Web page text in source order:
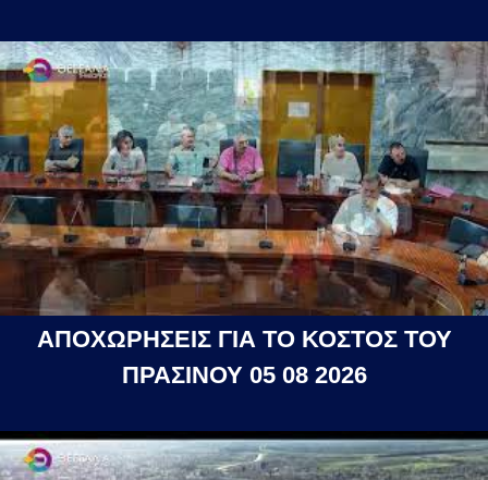
ΑΠΟΧΩΡΗΣΕΙΣ ΓΙΑ ΤΟ ΚΟΣΤΟΣ ΤΟΥ
ΠΡΑΣΙΝΟΥ 05 08 2026